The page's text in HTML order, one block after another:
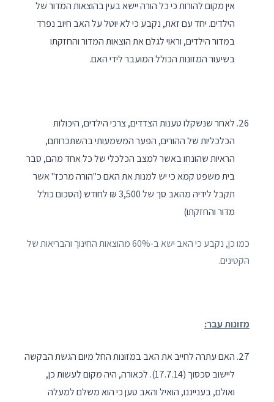
אין מקום להורות כי כל הורה יישא בעין בהוצאות המדור של
הילדים. יחד עם זאת, נקבע כי לא יוטל על האב חיוב נפרד
במדור הילדים, וראוי לגלם את הוצאות המדור והחזקתו
בשיעור המזונות הכולל המועבר לידי האם.
לאחר שנשקלו טענות הצדדים, צרכי הילדים, היכולות
הכלכליות של ההורים, הפער המשמעותי בהשתכרותם,
הראיות שהונחו באשר למצב הכלכלי של כל אחד מהם, סבר
בית משפט קמא כי יש למנות את האם כ"הורה מרכז" אשר
תקבל לידיה מהאב סך של 3,500 ₪ לחודש (הסכום כולל
מדור והחזקתו)
כמו כן, נקבע כי האב ישא ב-60% מהוצאות החינוך והבריאות של
הקטינים.
מזונות עבר:
האם עתרה לחייב את האב במזונות החל מיום הגשת הבקשה
ליישוב סכסוך (17.7.14). לכאורה, היה מקום לעשות כן,
ואולם, בענייננו, הואיל והאב טען כי הוא משלם למעלה